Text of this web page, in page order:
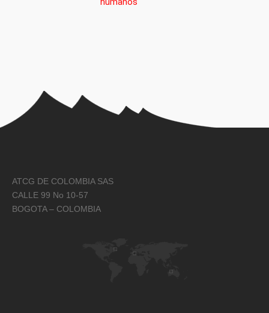
ATCG DE COLOMBIA SAS
CALLE 99 No 10-57
BOGOTA – COLOMBIA